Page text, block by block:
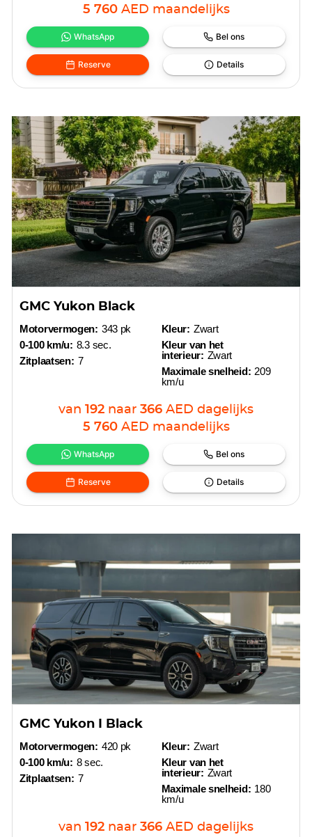
5 760 AED maandelijks
WhatsApp Bel ons
Reserve Details
GMC Yukon Black
Motorvermogen: 343 pk
0-100 km/u: 8.3 sec.
Zitplaatsen: 7
Kleur: Zwart
Kleur van het
interieur: Zwart
Maximale snelheid: 209
km/u
van 192 naar 366 AED dagelijks
5 760 AED maandelijks
WhatsApp Bel ons
Reserve Details
GMC Yukon I Black
Motorvermogen: 420 pk
0-100 km/u: 8 sec.
Zitplaatsen: 7
Kleur: Zwart
Kleur van het
interieur: Zwart
Maximale snelheid: 180
km/u
van 192 naar 366 AED dagelijks